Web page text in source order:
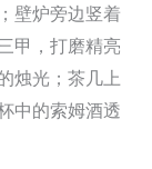
壁炉旁边竖着
甲，打磨精亮
烛光；茶几上
中的索姆酒透